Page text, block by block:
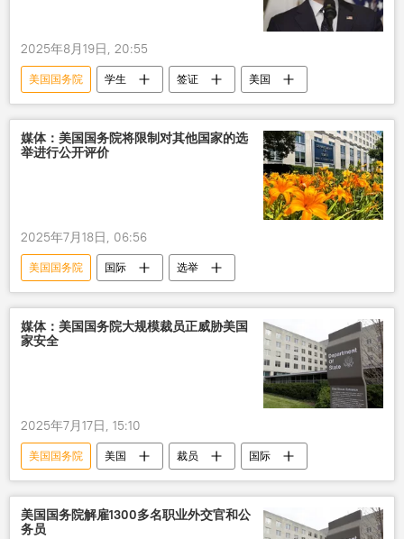
2025年8月19日, 20:55
美国国务院 学生 签证 美国
媒体：美国国务院将限制对其他国家的选
举进行公开评价
2025年7月18日, 06:56
美国国务院 国际 选举
媒体：美国国务院大规模裁员正威胁美国
家安全
2025年7月17日, 15:10
美国国务院 美国 裁员 国际
美国国务院解雇1300多名职业外交官和公
务员